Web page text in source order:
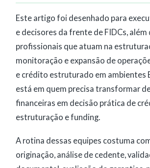
Este artigo foi desenhado para
e decisores da frente de FIDCs, além
profissionais que atuam na
monitoração e expansão de
e crédito estruturado em ambientes
está em quem precisa transformar
financeiras em decisão prática de
estruturação e funding.
A rotina dessas equipes costuma
originação, análise de cedente,